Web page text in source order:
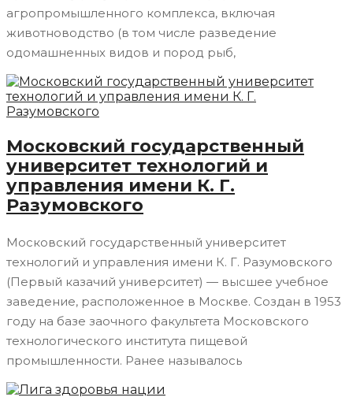
агропромышленного комплекса, включая
животноводство (в том числе разведение
одомашненных видов и пород рыб,
Московский государственный
университет технологий и
управления имени К. Г.
Разумовского
Московский государственный университет
технологий и управления имени К. Г. Разумовского
(Первый казачий университет) — высшее учебное
заведение, расположенное в Москве. Создан в 1953
году на базе заочного факультета Московского
технологического института пищевой
промышленности. Ранее называлось